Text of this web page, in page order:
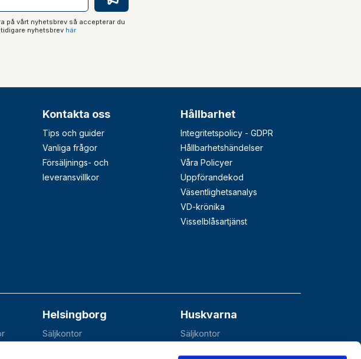
på vårt nyhetsbrev så accepterar du
nyhetsbrev här
Kontakta oss
Tips och guider
Vanliga frågor
Försäljnings- och
leveransvillkor
Hållbarhet
Integritetspolicy - GDPR
Hållbarhetshändelser
Våra Policyer
Uppförandekod
Väsentlighetsanalys
VD-krönika
Visselblåsartjänst
Helsingborg
Säljkontor
Huskvarna
Säljkontor